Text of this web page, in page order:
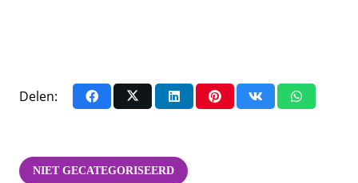
Delen:
NIET GECATEGORISEERD